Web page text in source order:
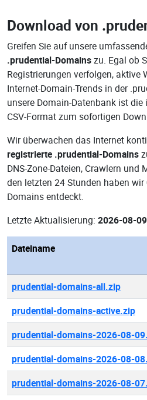
Download von
Greifen Sie auf unsere
.prudential-Domainszu. Egal ob
Registrierungen verfolgen, aktive
Internet-Domain-Trends in der
unsere Domain-Datenbank ist
CSV-Format zum sofortigen
Wir überwachen das Internet
registrierte .prudential-Domains
DNS-Zone-Dateien, Crawlern und
den letzten 24 Stunden haben wir
Domains entdeckt.
Letzte Aktualisierung: 2026-08-
Dateiname
prudential-domains-all.zip
prudential-domains-active.zip
prudential-domains-2026-08-
prudential-domains-2026-08-
prudential-domains-2026-08-